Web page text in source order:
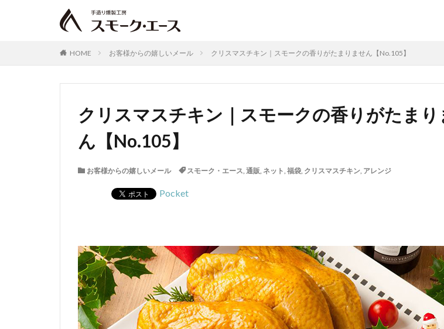
HOME お客様からの嬉しいメール クリスマスチキン｜スモークの香りがたまりません【No.105】
クリスマスチキン｜スモークの香りがたまり
ん【No.105】
お客様からの嬉しいメール スモーク・エース, 通販, ネット, 福袋, クリスマスチキン, アレンジ
Pocket